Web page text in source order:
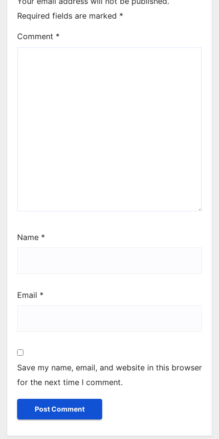
Required fields are marked *
Comment *
Name *
Email *
Save my name, email, and website in this browser
for the next time I comment.